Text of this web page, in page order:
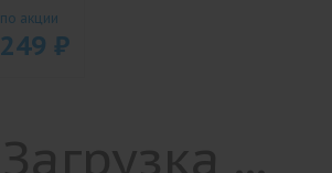
по акции
249 ₽